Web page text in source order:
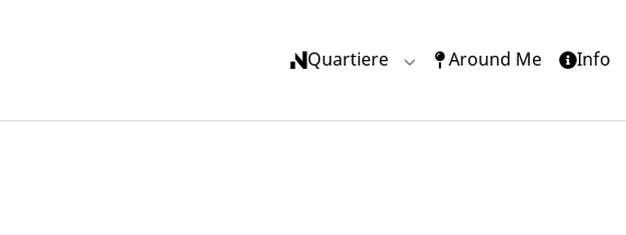
Quartiere Submenu for "Quartiere"
Around Me(current)
Info